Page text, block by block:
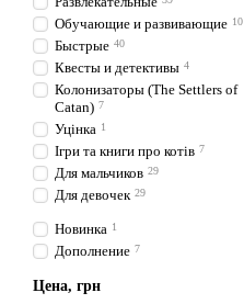
Обучающие и развивающие 10
Быстрые 40
Квесты и детективы 4
Колонизаторы (The Settlers of
Catan) 7
Уцінка 1
Ігри та книги про котів 7
Для мальчиков 29
Для девочек 29
Новинка 1
Дополнение 7
Цена, грн